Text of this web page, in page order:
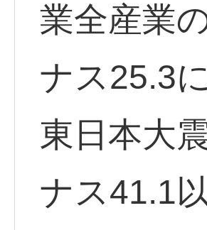
業全産業
ナス25.3に
東日本大
ナス41.1